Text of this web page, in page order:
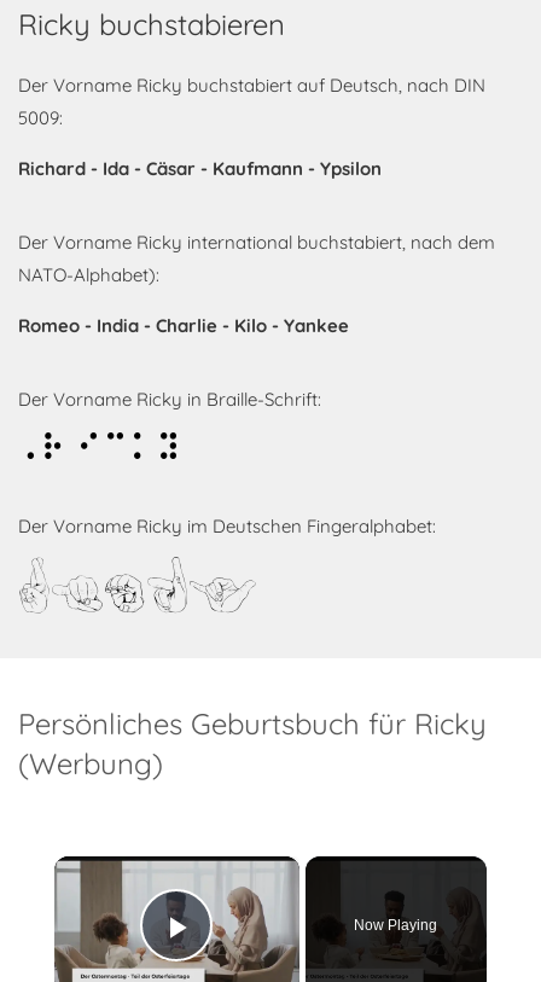
Ricky buchstabieren
Der Vorname Ricky buchstabiert auf Deutsch, nach DIN
5009:
Richard - Ida - Cäsar - Kaufmann - Ypsilon
Der Vorname Ricky international buchstabiert, nach dem
NATO-Alphabet):
Romeo - India - Charlie - Kilo - Yankee
Der Vorname Ricky in Braille-Schrift:
Ricky
Der Vorname Ricky im Deutschen Fingeralphabet:
Ricky
Persönliches Geburtsbuch für Ricky
(Werbung)
×
Play Video
Now Playing